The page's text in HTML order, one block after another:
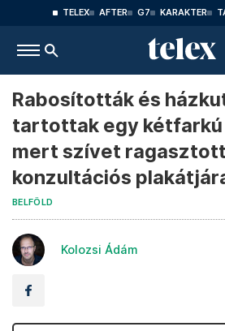
TELEX AFTER G7 KARAKTER
Rabosították és
tartottak egy
mert szívet
konzultációs
BELFÖLD
Kolozsi Ádám